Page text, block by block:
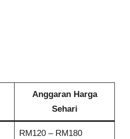
Anggaran Harga
Sehari
RM120 – RM180